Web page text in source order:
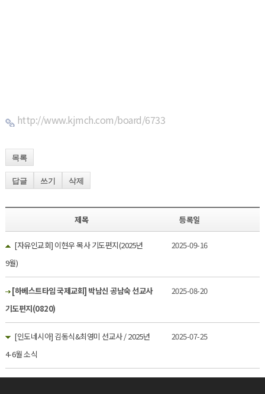
http://www.kjmch.com/board/6733
목록
답글 쓰기 삭제
제목 등록일
[자유인교회] 이현우 목사 기도편지(2025년
9월)
2025-09-16
[하베스트타임 국제교회] 박남신 공남숙 선교사
기도편지(0820)
2025-08-20
[인도네시아] 김동식&최영미 선교사 / 2025년
4-6월 소식
2025-07-25